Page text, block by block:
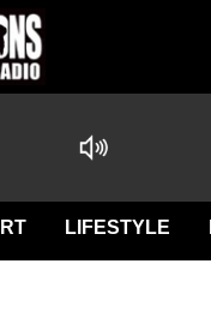
LIFESTYLE